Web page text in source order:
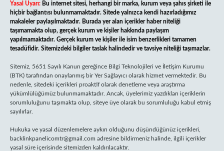
Yasal Uyarı: Bu internet sitesi, herhangi bir marka, kurum veya şahıs şirketi ile
hiçbir bağlantısı bulunmamaktadır. Sitede yalnızca kendi hazırladığımız
makaleler paylaşılmaktadır. Burada yer alan içerikler haber niteliği
taşımamakta olup, gerçek kurum ve kişiler hakkında paylaşım
yapılmamaktadır. Gerçek kurum ve kişiler ile isim benzerlikleri tamamen
tesadüfidir. Sitemizdeki bilgiler taslak halindedir ve tavsiye niteliği taşımazlar.
Sitemiz, 5651 Sayılı Kanun gereğince Bilgi Teknolojileri ve İletişim Kurumu
(BTK) tarafından onaylanmış bir Yer Sağlayıcı olarak hizmet vermektedir. Bu
nedenle, sitedeki içerikleri proaktif olarak denetleme veya araştırma
yükümlülüğümüz bulunmamaktadır. Ancak, üyelerimiz yazdıkları içeriklerin
sorumluluğunu taşımakta olup, siteye üye olarak bu sorumluluğu kabul etmiş
sayılırlar.
Hukuka ve yasal düzenlemelere aykırı olduğunu düşündüğünüz içerikleri,
backlinkpanelicomtr@gmail.com adresine bildirmeniz halinde, ilgili içerikler
yasal süre içerisinde sitemizden kaldırılacaktır.